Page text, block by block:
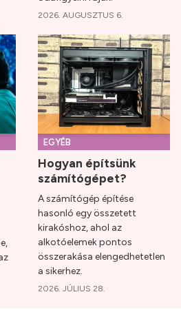
2026. AUGUSZTUS 6.
EGYÉB
Hogyan építsünk
számítógépet?
A számítógép építése
hasonló egy összetett
kirakóshoz, ahol az
alkotóelemek pontos
összerakása elengedhetetlen
a sikerhez.
2026. JÚLIUS 28.